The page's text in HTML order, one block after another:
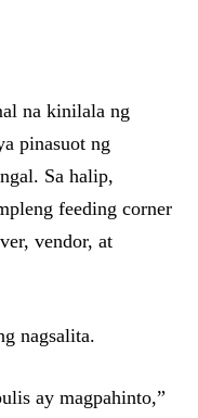
na kinilala ng
pinasuot ng
Sa halip,
feeding corner
vendor, at
nagsalita.
ay magpahinto,”